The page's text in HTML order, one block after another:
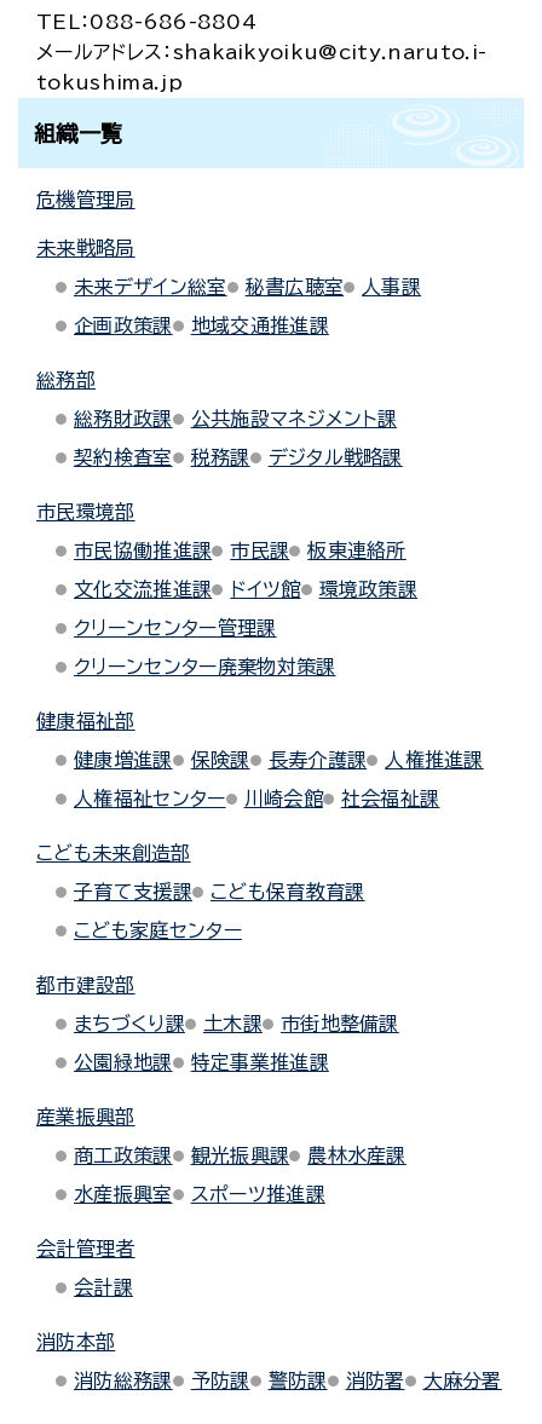
TEL：088-686-8804
メールアドレス：shakaikyoiku@city.naruto.i-
tokushima.jp
組織一覧
危機管理局
未来戦略局
未来デザイン総室
秘書広聴室
人事課
企画政策課
地域交通推進課
総務部
総務財政課
公共施設マネジメント課
契約検査室
税務課 デジタル戦略課
市民環境部
市民協働推進課
市民課
板東連絡所
文化交流推進課
ドイツ館
環境政策課
クリーンセンター管理課
クリーンセンター廃棄物対策課
健康福祉部
健康増進課
保険課 長寿介護課
人権推進課
人権福祉センター
川崎会館 社会福祉課
こども未来創造部
子育て支援課
こども保育教育課
こども家庭センター
都市建設部
まちづくり課
土木課
市街地整備課
公園緑地課
特定事業推進課
産業振興部
商工政策課
観光振興課
農林水産課
水産振興室
スポーツ推進課
会計管理者
会計課
消防本部
消防総務課
予防課 警防課 消防署 大麻分署